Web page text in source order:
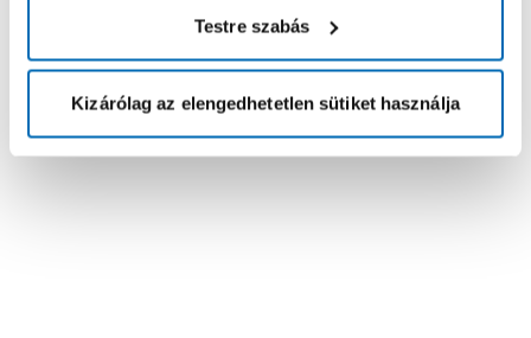
Testre szabás
Kizárólag az elengedhetetlen sütiket használja